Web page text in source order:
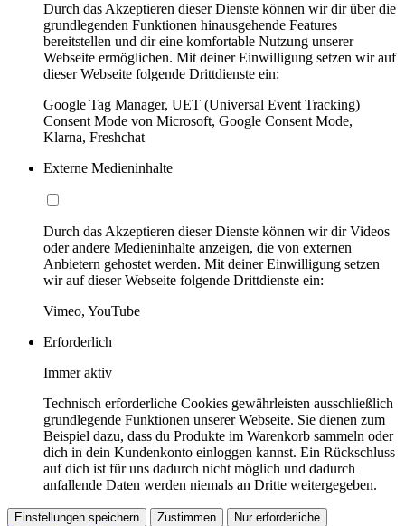
Durch das Akzeptieren dieser Dienste können wir dir über die
grundlegenden Funktionen hinausgehende Features
bereitstellen und dir eine komfortable Nutzung unserer
Webseite ermöglichen. Mit deiner Einwilligung setzen wir auf
dieser Webseite folgende Drittdienste ein:
Google Tag Manager, UET (Universal Event Tracking)
Consent Mode von Microsoft, Google Consent Mode,
Klarna, Freshchat
Externe Medieninhalte
Durch das Akzeptieren dieser Dienste können wir dir Videos
oder andere Medieninhalte anzeigen, die von externen
Anbietern gehostet werden. Mit deiner Einwilligung setzen
wir auf dieser Webseite folgende Drittdienste ein:
Vimeo, YouTube
Erforderlich
Immer aktiv
Technisch erforderliche Cookies gewährleisten ausschließlich
grundlegende Funktionen unserer Webseite. Sie dienen zum
Beispiel dazu, dass du Produkte im Warenkorb sammeln oder
dich in dein Kundenkonto einloggen kannst. Ein Rückschluss
auf dich ist für uns dadurch nicht möglich und dadurch
anfallende Daten werden niemals an Dritte weitergegeben.
Einstellungen speichern Zustimmen Nur erforderliche